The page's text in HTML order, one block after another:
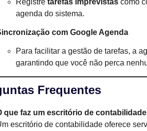
agenda do sistema.
com Google Agenda
Para facilitar a gestão de tarefas, a
garantindo que você não perca
Frequentes
que faz um escritório de
escritório de contabilidade oferece